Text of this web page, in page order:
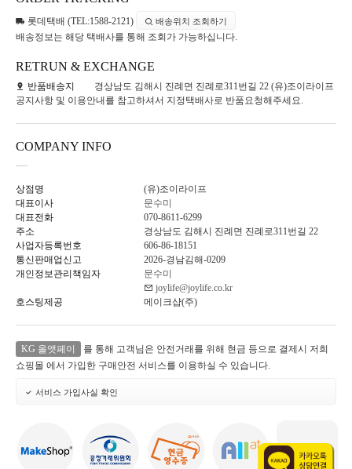
롯데택배 (TEL:1588-2121) 배송위치 조회하기
배송정보는 해당 택배사를 통해 조회가 가능하십니다.
RETRUN & EXCHANGE
반품배송지
경상남도 김해시 진례면 진례로311번길 22 (유)조이라이프
공지사항 및 이용안내를 참고하셔서 지정택배사로 반품요청해주세요.
COMPANY INFO
상점명
(유)조이라이프
대표이사
문수미
대표전화
070-8611-6299
주소
경상남도 김해시 진례면 진례로311번길 22
사업자등록번호
606-86-18151
통신판매업신고
2026-경남김해-0209
개인정보관리책임자
문수미
joylife@joylife.co.kr
호스팅제공
메이크샵(주)
KG 올앳페이
를 통해 고객님은 안전거래를 위해 현금 등으로 결제시 저희
쇼핑몰 에서 가입한 구매안전 서비스를 이용하실 수 있습니다.
서비스 가입사실 확인